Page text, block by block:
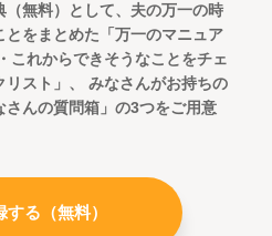
（無料）として、夫の万一の時
とをまとめた「万一のマニュア
これからできそうなことをチェ
スト」、
みなさんがお持ちの
さんの質問箱」の3つをご用意
する（無料）